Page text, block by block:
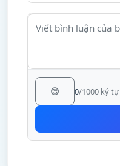
😊 0/1000 ký tự